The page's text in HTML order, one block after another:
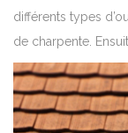
différents types
de charpente.